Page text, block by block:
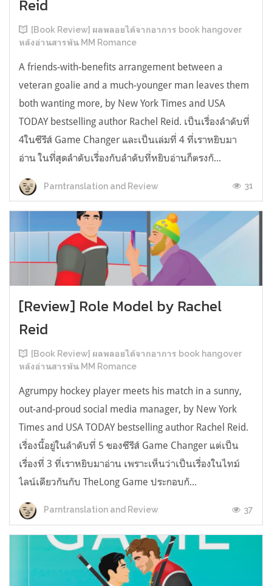
Reid
[Book Review] ผลพลอยได้จากอาการ book hangover
หลังอ่านสารพัน MM Romance
A friends-with-benefits arrangement between a
veteran goalie and a much-younger man leaves them
both wanting more, by New York Times and USA
TODAY bestselling author Rachel Reid. เป็นเรื่องลำดับที่
4ในซีรีส์ Game Changer และเป็นเล่มที่ 4 ที่เราหยิบมา
อ่าน ในที่สุดลำดับเรื่องกับลำดับที่หยิบอ่านก็ตรงกั...
Parntranslation and Review 31
[Review] Role Model by Rachel
Reid
[Book Review] ผลพลอยได้จากอาการ book hangover
หลังอ่านสารพัน MM Romance
Agrumpy hockey player meets his match in a sunny,
out-and-proud social media manager, by New York
Times and USA TODAY bestselling author Rachel Reid.
เรื่องนี้อยู่ในลำดับที่ 5 ของซีรีส์ Game Changer แต่เป็น
เรื่องที่ 3 ที่เราหยิบมาอ่าน เพราะเห็นว่าเป็นเรื่องในไทม์
ไลน์เดียวกันกับ TheLong Game ประกอบกั...
Parntranslation and Review 37